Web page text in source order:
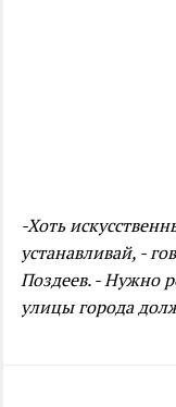
-Хоть
устанавливай, -
Поздеев. - Нужно
улицы города